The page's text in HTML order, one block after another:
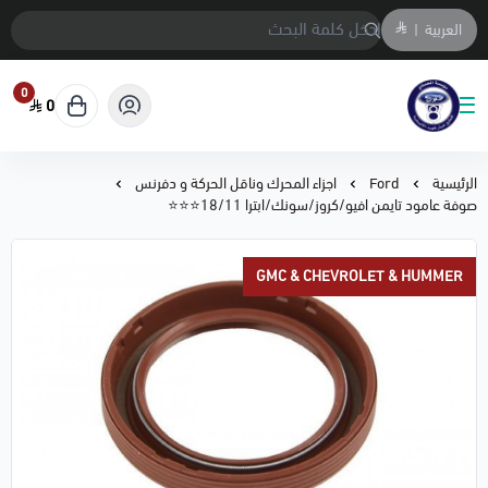
العربية |
متجر المحمادي لقطع السيارات
0
0
الرئيسية Ford
اجزاء المحرك وناقل الحركة و دفرنس
صوفة عامود تايمن افيو/كروز/سونك/ابترا 18/11⭐⭐⭐
GMC & CHEVROLET & HUMMER